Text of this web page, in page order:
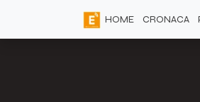
HOME CRONACA